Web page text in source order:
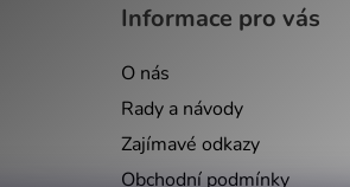
Informace pro vás
O nás
Rady a návody
Zajímavé odkazy
Obchodní podmínky